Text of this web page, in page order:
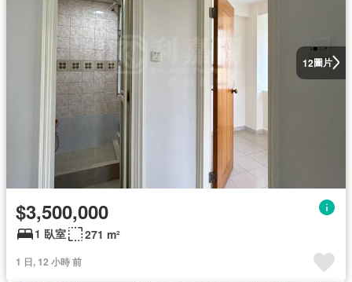
12圖片
$3,500,000
1 臥室 271 m²
1 日, 12 小時 前